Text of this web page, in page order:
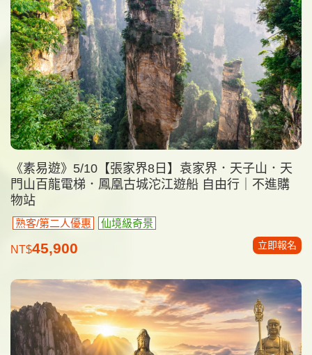
《素易遊》5/10【張家界8日】袁家界．天子山．天
門山百龍電梯．鳳凰古城沱江遊船 自由行｜不進購
物站
熟客/第二人優惠 仙境級奇景
NT$45,900 立即報名